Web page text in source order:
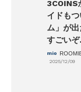
3COINS
イドも
ム」が
すごい
mio
2025/12/09